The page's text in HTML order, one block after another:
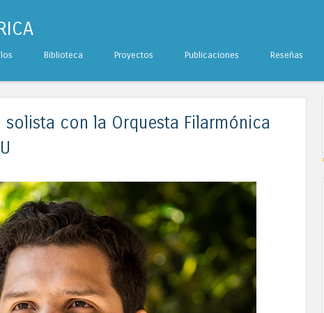
Biblioteca Proyectos Publicaciones Reseñas
solista con la Orquesta Filarmónica